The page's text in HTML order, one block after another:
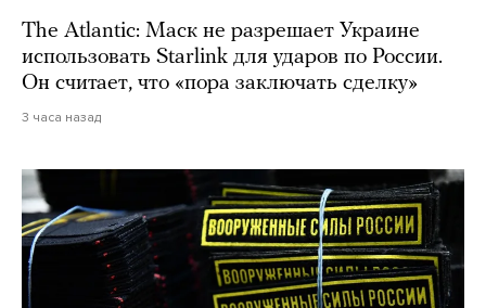
The Atlantic: Маск не разрешает Украине
использовать Starlink для ударов по России.
Он считает, что «пора заключать сделку»
3 часа назад